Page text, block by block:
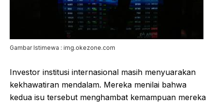
Gambar Istimewa : img.okezone.com
Investor institusi internasional masih menyuarakan
kekhawatiran mendalam. Mereka menilai bahwa
kedua isu tersebut menghambat kemampuan mereka